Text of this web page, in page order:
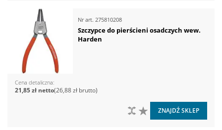
Nr art. 275810208
Szczypce do pierścieni osadczych wew.
Harden
Cena detaliczna
26,88 zł
21,85 zł
DO LISTY ŻYCZEŃ
DO PORÓWNANIA
ZNAJDŹ SKLEP